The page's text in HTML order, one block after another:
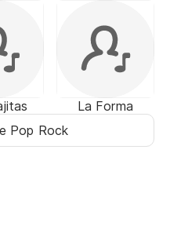
La Forma
Pop Rock